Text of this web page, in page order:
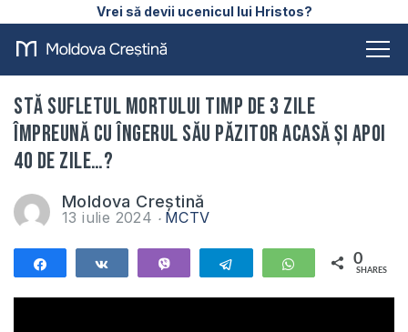
Vrei să devii ucenicul lui Hristos?
Stă sufletul mortului timp de 3 zile
împreună cu îngerul său păzitor acasă și apoi
40 de zile…?
Moldova Creștină
13 iulie 2024 MCTV
Telegram WhatsApp
0
SHARES